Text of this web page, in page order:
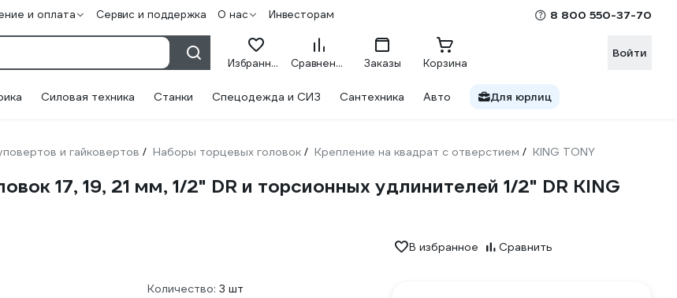
и оплата Сервис и поддержка О нас Инвесторам 8 800 550-37-70
Избранное Сравнение Заказы Корзина
Войти
Силовая техника Станки Спецодежда и СИЗ Сантехника Авто Для юрлиц
и гайковертов / Наборы торцевых головок / Крепление на квадрат с отверстием / KING TONY
17, 19, 21 мм, 1/2" DR и торсионных удлинителей 1/2" DR KING
В избранное Сравнить
Количество: 3 шт